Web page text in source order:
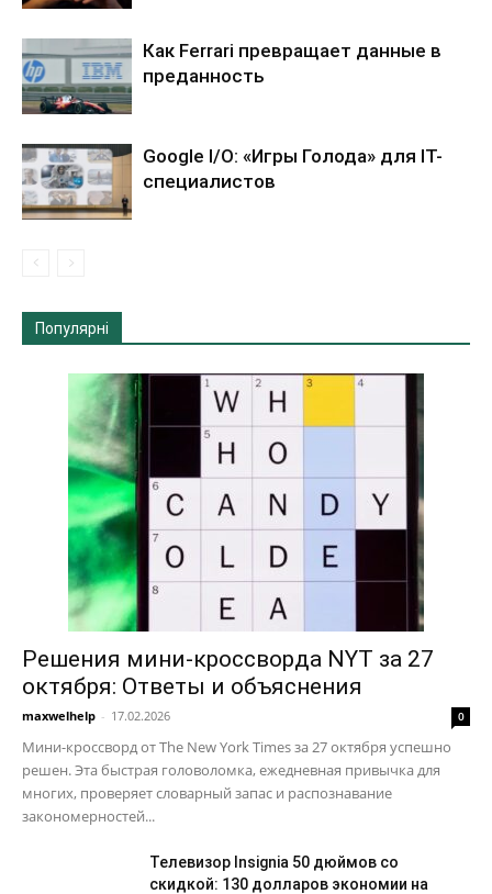
Как Ferrari превращает данные в
преданность
Google I/O: «Игры Голода» для IT-
специалистов
Популярні
Решения мини-кроссворда NYT за 27
октября: Ответы и объяснения
maxwelhelp - 17.02.2026 0
Мини-кроссворд от The New York Times за 27 октября успешно
решен. Эта быстрая головоломка, ежедневная привычка для
многих, проверяет словарный запас и распознавание
закономерностей...
Телевизор Insignia 50 дюймов со
скидкой: 130 долларов экономии на